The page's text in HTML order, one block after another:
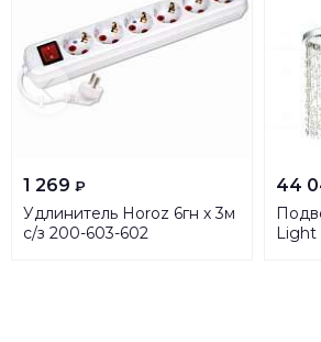
1 269 ₽
Удлинитель Horoz 6гн х 3м
с/з 200-603-602
44
Light